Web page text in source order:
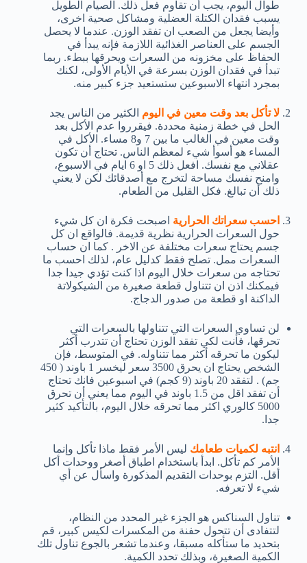
طوال اليوم، يجب أن تقاوم فعل ذلك. الصيام الطويل
يسبب فقدان الكتلة العضلية ومشاكل صحية اخرى،
وأيضا يجعل من الصعب ان تفقد الوزن. عندما لا يحصل
الجسم على العناصر الغذائية اللازمة فإنه يبدأ في
الحفاظ على مخزونه من السعرات ويحرقها ببطء. ربما
تبدأ في فقدان الوزن بسرعة في الأيام الأولى، لكنك
بمجرد انتهاء الاسبوعين ستستعيد جزء كبير منه.
لا تأكل بعد وقت معين في اليوم الكثير من الناس يجد
الحل في خطة زمنية محددة. فيقرروا عدم الأكل بعد
وقت معين في الغالب ما بين 7 و8 مساء. الأكل في
المساء هو أسوأ شيء لمعظم الناس. تحتاج أن تكون
عقلاني مع نفسك. افعل ذلك 5 او 6 ايام في الاسبوع،
وامنح نفسك مساحة لتخرج مع أصدقائك لكن لا يعني
ذلك أن تبالغ. فكل القليل من الطعام.
احسب سعراتك الحرارية اصبحت فكرة ان كل شيء
حول السعرات الحرارية نظرية قديمة. فالواقع ان كل
جسم يحتاج سعرات مختلفة عن الاخر . كما ان حساب
السعرات ممل. تصلح فقط كدليل عام، لذلك احسب ما
تحتاجه من سعرات خلال اليوم اذا كنت تؤدي جيدا جدا
فيمكنك اذن ان تتناول قطعة صغيرة من الشيكولاتة
الداكنة او قطعة من صدور الدجاج.
لن تساوي السعرات التي تتناولها بالسعرات التي
تحرقها، فأنت لكي تفقد الوزن تحتاج أن تتدرب أكثر
ليكون ما تحرقه أكثر مما تتناوله. في المتوسط، فإن
الشخص يحتاج ان يحرق 3500 سعر ليخسر 1 باوند ( 450
جم) . لتفقد 20 باوند (9 كجم) في اسبوعين فانك تحتاج
أن تفقد اقل من 1.5 باوند في اليوم مما يعني أن تحرق
5000 كالوري اكثر مما تحرقه خلال اليوم، بالتأكيد كثير
جدا.
انتبه لكميات طعامك ليس الأمر فقط ماذا تأكل وإنما
الأمر كم تأكل. ابدأ باستخدام اطباق أصغر ووحدات أكل
أقل. التزم بوحدات التقديم المذكورة واسأل عن أي
شيء لا تعرفه.
تناول السناكس هو الجزء غير المحدد من النظام،
لتتفادى أن تتحول حفنة من المكسرات لكيس كبير، قم
بتحديد ما ستأكله مسبقا، وعندما تشعر بالجوع تناول تلك
الكمية الصغيرة، وبذلك تحدد الكمية.